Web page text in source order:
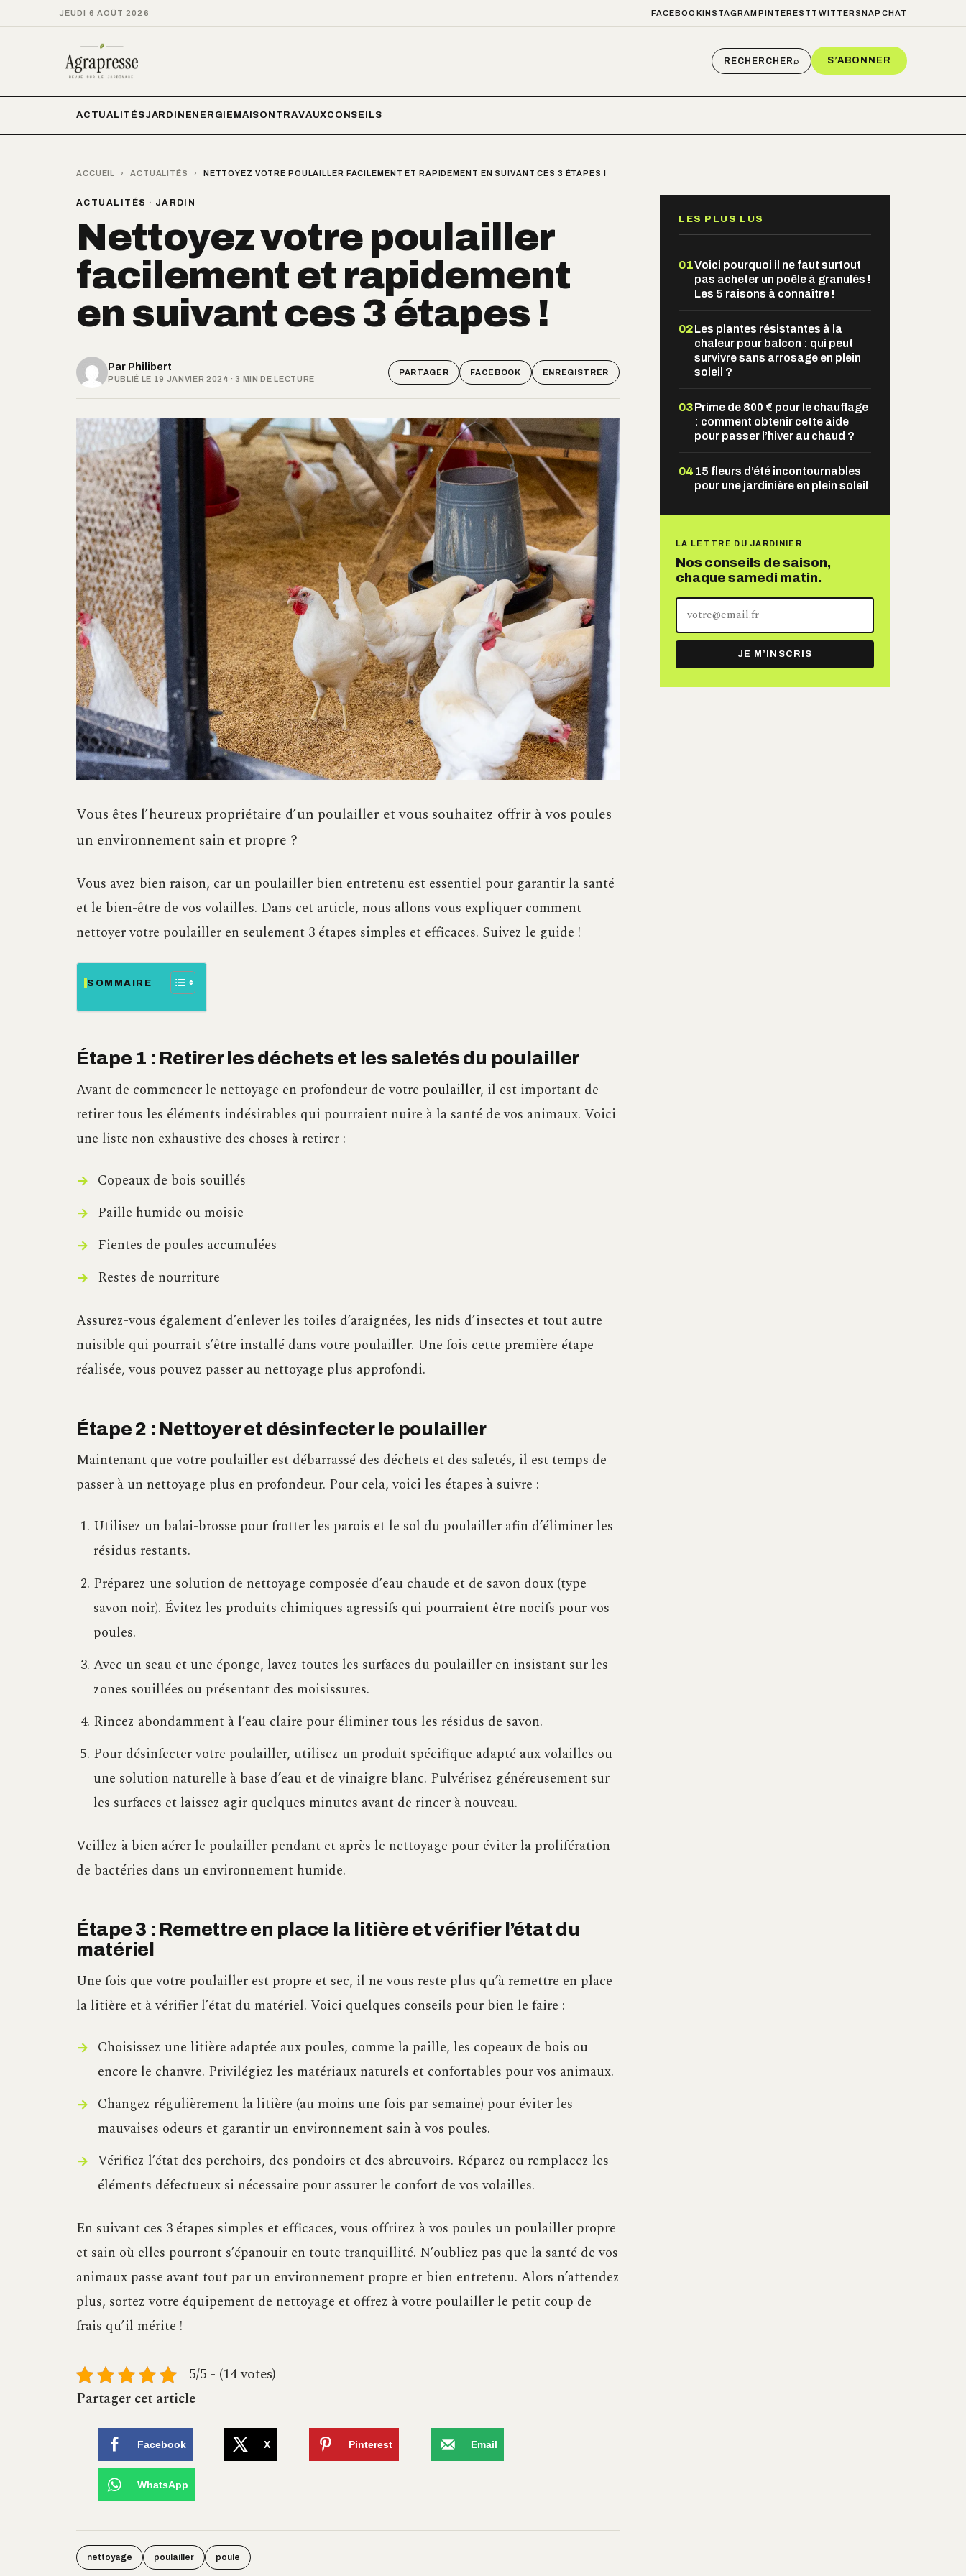
JEUDI 6 AOÛT 2026 FACEBOOKINSTAGRAM PINTEREST TWITTER SNAPCHAT
RECHERCHER⌕ S’ABONNER
ACTUALITÉSJARDIN ENERGIE MAISON TRAVAUXCONSEILS
ACCUEIL › ACTUALITÉS › NETTOYEZ VOTRE POULAILLER FACILEMENT ET RAPIDEMENT EN SUIVANT CES 3 ÉTAPES !
ACTUALITÉS · JARDIN
Nettoyez votre poulailler
facilement et rapidement
en suivant ces 3 étapes !
Par Philibert
PUBLIÉ LE 19 JANVIER 2024 · 3 MIN DE LECTURE
PARTAGER FACEBOOK ENREGISTRER
Vous êtes l’heureux propriétaire d’un poulailler et vous souhaitez offrir à vos poules
un environnement sain et propre ?
Vous avez bien raison, car un poulailler bien entretenu est essentiel pour garantir la santé
et le bien-être de vos volailles. Dans cet article, nous allons vous expliquer comment
nettoyer votre poulailler en seulement 3 étapes simples et efficaces. Suivez le guide !
SOMMAIRE
Étape 1 : Retirer les déchets et les saletés du poulailler
Avant de commencer le nettoyage en profondeur de votre poulailler, il est important de
retirer tous les éléments indésirables qui pourraient nuire à la santé de vos animaux. Voici
une liste non exhaustive des choses à retirer :
Copeaux de bois souillés
Paille humide ou moisie
Fientes de poules accumulées
Restes de nourriture
Assurez-vous également d’enlever les toiles d’araignées, les nids d’insectes et tout autre
nuisible qui pourrait s’être installé dans votre poulailler. Une fois cette première étape
réalisée, vous pouvez passer au nettoyage plus approfondi.
Étape 2 : Nettoyer et désinfecter le poulailler
Maintenant que votre poulailler est débarrassé des déchets et des saletés, il est temps de
passer à un nettoyage plus en profondeur. Pour cela, voici les étapes à suivre :
Utilisez un balai-brosse pour frotter les parois et le sol du poulailler afin d’éliminer les
résidus restants.
Préparez une solution de nettoyage composée d’eau chaude et de savon doux (type
savon noir). Évitez les produits chimiques agressifs qui pourraient être nocifs pour vos
poules.
Avec un seau et une éponge, lavez toutes les surfaces du poulailler en insistant sur les
zones souillées ou présentant des moisissures.
Rincez abondamment à l’eau claire pour éliminer tous les résidus de savon.
Pour désinfecter votre poulailler, utilisez un produit spécifique adapté aux volailles ou
une solution naturelle à base d’eau et de vinaigre blanc. Pulvérisez généreusement sur
les surfaces et laissez agir quelques minutes avant de rincer à nouveau.
Veillez à bien aérer le poulailler pendant et après le nettoyage pour éviter la prolifération
de bactéries dans un environnement humide.
Étape 3 : Remettre en place la litière et vérifier l’état du
matériel
Une fois que votre poulailler est propre et sec, il ne vous reste plus qu’à remettre en place
la litière et à vérifier l’état du matériel. Voici quelques conseils pour bien le faire :
Choisissez une litière adaptée aux poules, comme la paille, les copeaux de bois ou
encore le chanvre. Privilégiez les matériaux naturels et confortables pour vos animaux.
Changez régulièrement la litière (au moins une fois par semaine) pour éviter les
mauvaises odeurs et garantir un environnement sain à vos poules.
Vérifiez l’état des perchoirs, des pondoirs et des abreuvoirs. Réparez ou remplacez les
éléments défectueux si nécessaire pour assurer le confort de vos volailles.
En suivant ces 3 étapes simples et efficaces, vous offrirez à vos poules un poulailler propre
et sain où elles pourront s’épanouir en toute tranquillité. N’oubliez pas que la santé de vos
animaux passe avant tout par un environnement propre et bien entretenu. Alors n’attendez
plus, sortez votre équipement de nettoyage et offrez à votre poulailler le petit coup de
frais qu’il mérite !
5/5 - (14 votes)
Partager cet article
Facebook X Pinterest Email
WhatsApp
nettoyage poulailler poule
LES PLUS LUS
01Voici pourquoi il ne faut surtout
pas acheter un poêle à granulés !
Les 5 raisons à connaître !
02Les plantes résistantes à la
chaleur pour balcon : qui peut
survivre sans arrosage en plein
soleil ?
03Prime de 800 € pour le chauffage
: comment obtenir cette aide
pour passer l’hiver au chaud ?
04 15 fleurs d’été incontournables
pour une jardinière en plein soleil
LA LETTRE DU JARDINIER
Nos conseils de saison,
chaque samedi matin.
adresse
mail
JE M’INSCRIS